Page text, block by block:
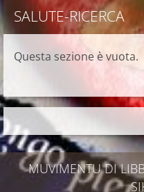
SALUTE-RICERCA
Questa sezione è vuota.
MUVIMENTU DI